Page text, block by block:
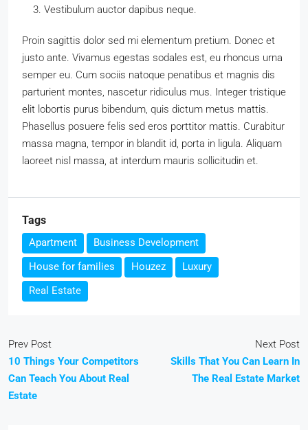
Vestibulum auctor dapibus neque.
Proin sagittis dolor sed mi elementum pretium. Donec et
justo ante. Vivamus egestas sodales est, eu rhoncus urna
semper eu. Cum sociis natoque penatibus et magnis dis
parturient montes, nascetur ridiculus mus. Integer tristique
elit lobortis purus bibendum, quis dictum metus mattis.
Phasellus posuere felis sed eros porttitor mattis. Curabitur
massa magna, tempor in blandit id, porta in ligula. Aliquam
laoreet nisl massa, at interdum mauris sollicitudin et.
Tags
Apartment
Business Development
House for families
Houzez
Luxury
Real Estate
Prev Post
10 Things Your Competitors
Can Teach You About Real
Estate
Next Post
Skills That You Can Learn In
The Real Estate Market